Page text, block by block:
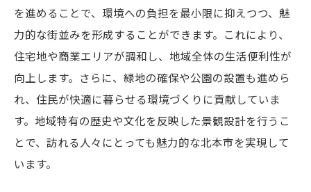
を進めることで、環境への負担を最小限に抑えつつ、魅
力的な街並みを形成することができます。これにより、
住宅地や商業エリアが調和し、地域全体の生活便利性が
向上します。さらに、緑地の確保や公園の設置も進めら
れ、住民が快適に暮らせる環境づくりに貢献していま
す。地域特有の歴史や文化を反映した景観設計を行うこ
とで、訪れる人々にとっても魅力的な北本市を実現して
います。